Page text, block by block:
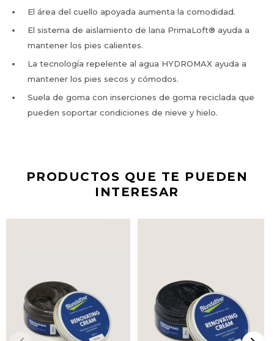
El área del cuello apoyada aumenta la comodidad.
El sistema de aislamiento de lana PrimaLoft® ayuda a
mantener los pies calientes.
La tecnología repelente al agua HYDROMAX ayuda a
mantener los pies secos y cómodos.
Suela de goma con inserciones de goma reciclada que
pueden soportar condiciones de nieve y hielo.
PRODUCTOS QUE TE PUEDEN
INTERESAR